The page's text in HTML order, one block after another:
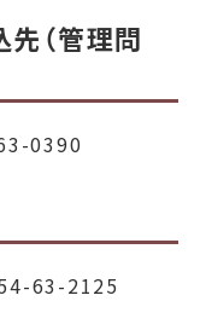
（管理問
0390
63-2125